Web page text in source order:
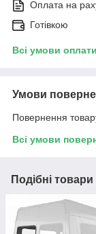
Оплата на
Готівкою
Всі умови оплати
Умови
Повернення
Всі умови
Подібні товари